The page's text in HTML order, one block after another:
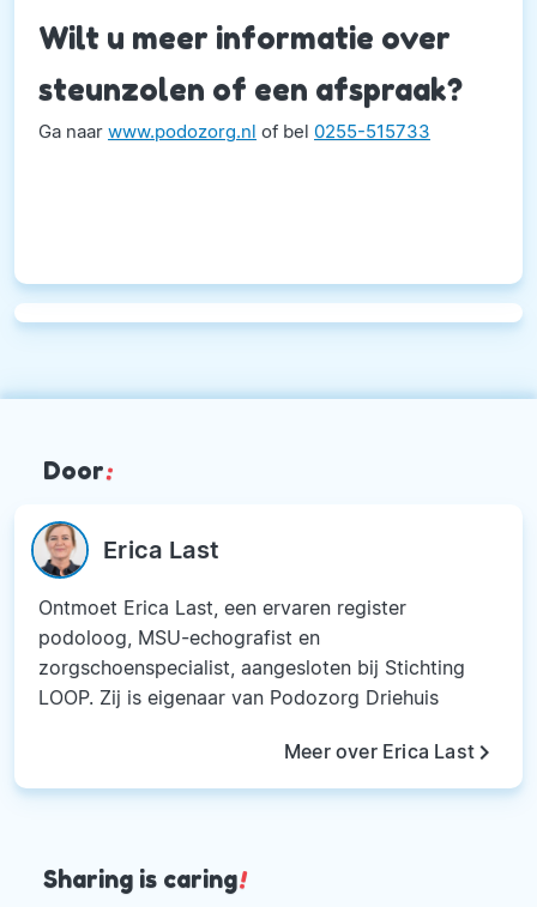
Wilt u meer informatie over
steunzolen of een afspraak?
Ga naar www.podozorg.nl of bel 0255-515733
Door:
Erica Last
Ontmoet Erica Last, een ervaren register
podoloog, MSU-echografist en
zorgschoenspecialist, aangesloten bij Stichting
LOOP. Zij is eigenaar van Podozorg Driehuis
Meer over Erica Lastkeyboard_arrow_right
Sharing is caring!